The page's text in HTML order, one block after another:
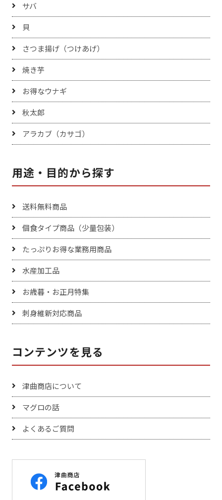
サバ
貝
さつま揚げ（つけあげ）
焼き芋
お得なウナギ
秋太郎
アラカブ（カサゴ）
用途・目的から探す
送料無料商品
個食タイプ商品（少量包装）
たっぷりお得な業務用商品
水産加工品
お歳暮・お正月特集
刺身維新対応商品
コンテンツを見る
津曲商店について
マグロの話
よくあるご質問